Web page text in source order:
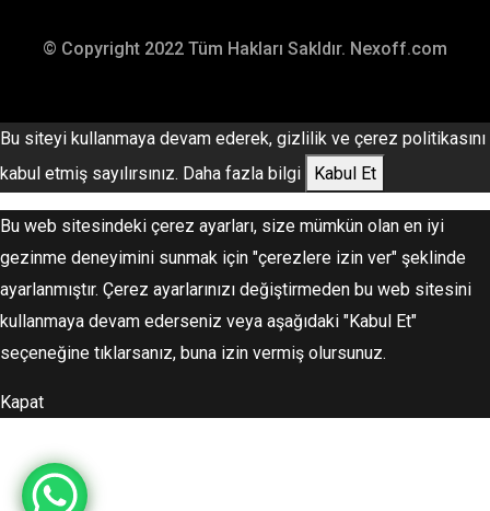
© Copyright 2022 Tüm Hakları Sakldır. Nexoff.com
Bu siteyi kullanmaya devam ederek, gizlilik ve çerez politikasını
kabul etmiş sayılırsınız. Daha fazla bilgi Kabul Et
Bu web sitesindeki çerez ayarları, size mümkün olan en iyi
gezinme deneyimini sunmak için "çerezlere izin ver" şeklinde
ayarlanmıştır. Çerez ayarlarınızı değiştirmeden bu web sitesini
kullanmaya devam ederseniz veya aşağıdaki "Kabul Et"
seçeneğine tıklarsanız, buna izin vermiş olursunuz.
Kapat